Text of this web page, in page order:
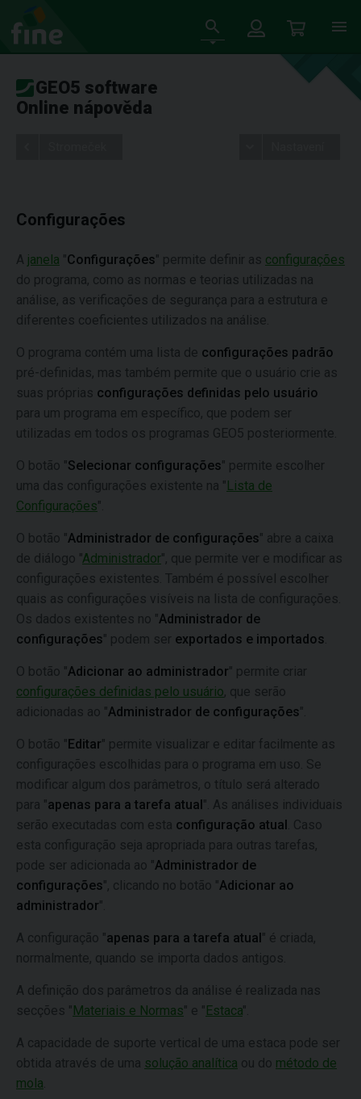
GEO5 software
Online nápověda
Configurações
A janela "Configurações" permite definir as configurações
do programa, como as normas e teorias utilizadas na
análise, as verificações de segurança para a estrutura e
diferentes coeficientes utilizados na análise.
O programa contém uma lista de configurações padrão
pré-definidas, mas também permite que o usuário crie as
suas próprias configurações definidas pelo usuário
para um programa em específico, que podem ser
utilizadas em todos os programas GEO5 posteriormente.
O botão "Selecionar configurações" permite escolher
uma das configurações existente na "Lista de
Configurações".
O botão "Administrador de configurações" abre a caixa
de diálogo "Administrador", que permite ver e modificar as
configurações existentes. Também é possível escolher
quais as configurações visíveis na lista de configurações.
Os dados existentes no "Administrador de
configurações" podem ser exportados e importados
O botão "Adicionar ao administrador" permite criar
configurações definidas pelo usuário, que serão
adicionadas ao "Administrador de configurações".
O botão "Editar" permite visualizar e editar facilmente as
configurações escolhidas para o programa em uso. Se
modificar algum dos parâmetros, o título será alterado
para "apenas para a tarefa atual". As análises individuais
serão executadas com esta configuração atual . Caso
esta configuração seja apropriada para outras tarefas,
pode ser adicionada ao "Administrador de
configurações", clicando no botão "Adicionar ao
administrador".
A configuração "apenas para a tarefa atual" é criada,
normalmente, quando se importa dados antigos.
A definição dos parâmetros da análise é realizada nas
secções "Materiais e Normas" e "Estaca".
A capacidade de suporte vertical de uma estaca pode ser
obtida através de uma solução analítica ou do método de
mola